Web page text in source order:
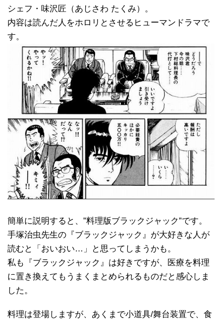
シェフ・味沢匠（あじさわ たくみ）。
内容は読んだ人をホロリとさせるヒューマンドラマで
す。
簡単に説明すると、”料理版ブラックジャック”です。
手塚治虫先生の『ブラックジャック』が大好きな人が
読むと「おいおい…」と思ってしまうかも。
私も『ブラックジャック』は好きですが、医療を料理
に置き換えてもうまくまとめられるものだと感心しま
した。
料理は登場しますが、あくまで小道具/舞台装置で、食